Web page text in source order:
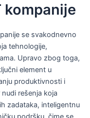
kompanije
se svakodnevno
tehnologije,
Upravo zbog toga,
element u
produktivnosti i
rešenja koja
zadataka, inteligentnu